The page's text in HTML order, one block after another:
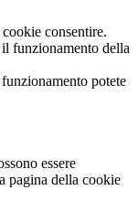
consentire.
funzionamento della
potete
essere
pagina della cookie